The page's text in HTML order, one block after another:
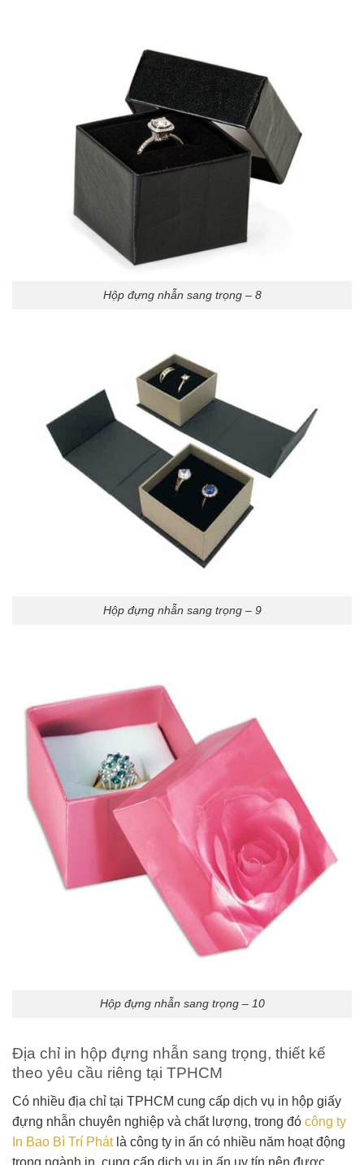
Hộp đựng nhẫn sang trọng – 8
Hộp đựng nhẫn sang trọng – 9
Hộp đựng nhẫn sang trọng – 10
Địa chỉ in hộp đựng nhẫn sang trọng, thiết kế
theo yêu cầu riêng tại TPHCM
Có nhiều địa chỉ tại TPHCM cung cấp dịch vụ in hộp giấy
đựng nhẫn chuyên nghiệp và chất lượng, trong đó công ty
In Bao Bì Trí Phátlà công ty in ấn có nhiều năm hoạt động
trong ngành in, cung cấp dịch vụ in ấn uy tín nên được